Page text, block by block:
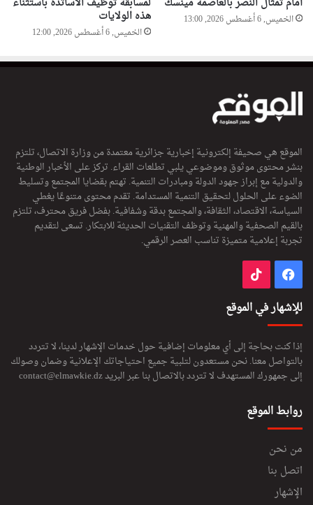
الخميس, 6 أغسطس 2026, 13:00 هذه الولايات
الخميس, 6 أغسطس 2026, 12:00
الموقع هي صحيفة إلكترونية إخبارية جزائرية معتمدة من وزارة الاتصال، تلتزم
بنشر محتوى موثوق وموضوعي يلبي تطلعات القراء. تركز على الأخبار الوطنية
والدولية مع إبراز جهود الدولة ومبادرات التنمية. تهتم بقضايا المجتمع وتسليط
الضوء على الحلول لتحقيق التنمية المستدامة. تقدم محتوى متنوعًا يغطي
السياسة، الاقتصاد، الثقافة، والمجتمع بدقة وشفافية. بفضل فريق محترف، تلتزم
بالقيم الصحفية والمهنية وتوظف التقنيات الحديثة للابتكار. تسعى لتقديم
تجربة إعلامية متميزة تناسب العصر الرقمي.
فيسبوك
للإشهار في الموقع
إذا كنت بحاجة إلى أي معلومات إضافية حول خدمات الإشهار لدينا، لا تتردد
بالتواصل معنا. نحن مستعدون لتلبية جميع احتياجاتك الإعلانية وضمان وصولك
إلى جمهورك المستهدف لا تتردد بالاتصال بنا عبر البريدcontact@elmawkie.dz
روابط الموقع
من نحن
اتصل بنا
الإشهار